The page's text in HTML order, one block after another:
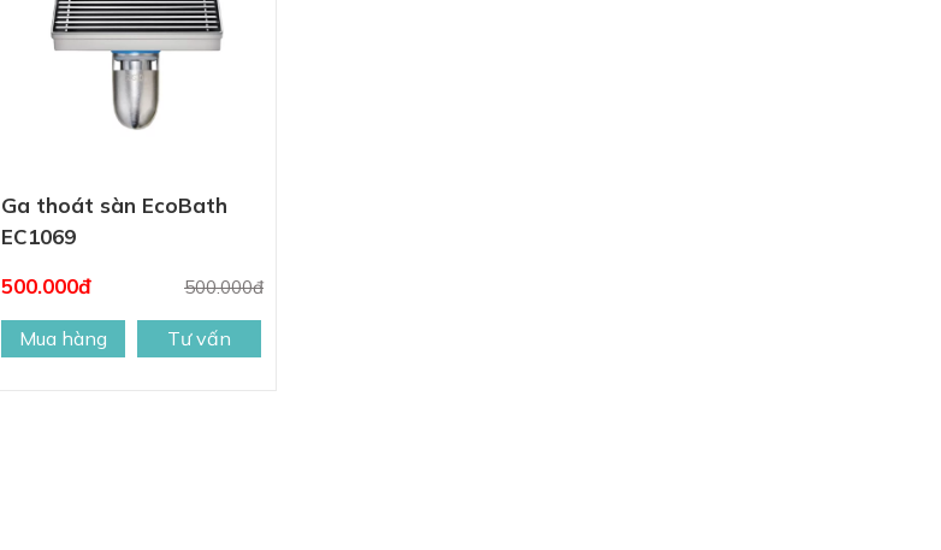
Ga thoát sàn EcoBath
EC1069
500.000đ
500.000đ
Mua hàng Tư vấn